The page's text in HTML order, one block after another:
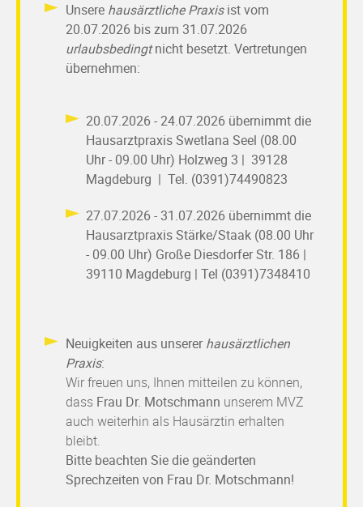
Unserehausärztliche Praxisist vom
20.07.2026 bis zum 31.07.2026
urlaubsbedingtnicht besetzt. Vertretungen
übernehmen:
20.07.2026 - 24.07.2026 übernimmt die
Hausarztpraxis Swetlana Seel (08.00
Uhr - 09.00 Uhr) Holzweg 3 | 39128
Magdeburg | Tel. (0391)74490823
27.07.2026 - 31.07.2026 übernimmt die
Hausarztpraxis Stärke/Staak (08.00 Uhr
- 09.00 Uhr) Große Diesdorfer Str. 186 |
39110 Magdeburg | Tel (0391)7348410
Neuigkeiten aus unsererhausärztlichen
Praxis:
Wir freuen uns, Ihnen mitteilen zu können,
dassFrau Dr. Motschmann unserem MVZ
auch weiterhin als Hausärztin erhalten
bleibt. ​​​​​​
Bitte beachten Sie die geänderten
Sprechzeiten von Frau Dr. Motschmann!